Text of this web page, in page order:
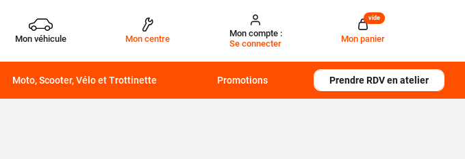
Mon véhicule Mon centre
Mon compte :
Se connecter
Mon panier
vide
Moto, Scooter, Vélo et Trottinette Promotions Prendre RDV en atelier